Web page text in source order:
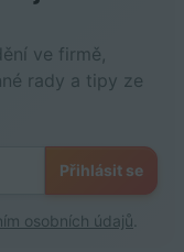
ve firmě,
rady a tipy ze
Přihlásit se
osobních údajů